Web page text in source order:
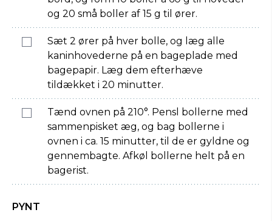
og 20 små boller af 15 g til ører.
Sæt 2 ører på hver bolle, og læg alle
kaninhovederne på en bageplade med
bagepapir. Læg dem efterhæve
tildækket i 20 minutter.
Tænd ovnen på 210°. Pensl bollerne med
sammenpisket æg, og bag bollerne i
ovnen i ca. 15 minutter, til de er gyldne og
gennembagte. Afkøl bollerne helt på en
bagerist.
PYNT